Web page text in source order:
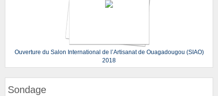
Ouverture du Salon International de l’Artisanat de Ouagadougou (SIAO)
2018
Sondage